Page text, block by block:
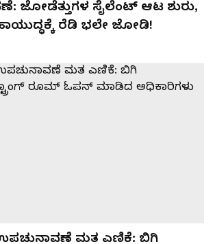
ಜೋಡೆತ್ತುಗಳ ಸೈಲೆಂಟ್ ಆಟ ಶುರು,
ಮಹಾಯುದ್ಧಕ್ಕೆ ರೆಡಿ ಭಲೇ ಜೋಡಿ!
ಮತ ಎಣಿಕೆ: ಬಿಗಿ